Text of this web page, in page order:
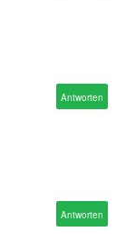
Antworten
Antworten